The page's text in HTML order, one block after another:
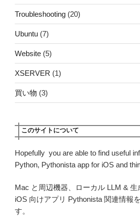
Troubleshooting (20)
Ubuntu (7)
Website (5)
XSERVER (1)
買い物 (3)
このサイトについて
Hopefully you are able to find useful
Python, Pythonista app for iOS and
Mac と周辺機器、ローカル LLM & 生
iOS 向けアプリ Pythonista 関連情報
す。